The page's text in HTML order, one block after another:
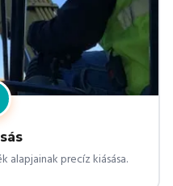
precíz kiásása.